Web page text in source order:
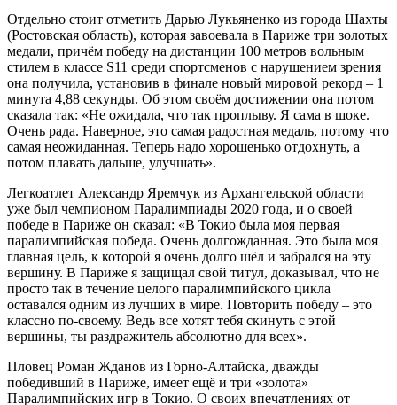
Отдельно стоит отметить Дарью Лукьяненко из города Шахты
(Ростовская область), которая завоевала в Париже три золотых
медали, причём победу на дистанции 100 метров вольным
стилем в классе S11 среди спортсменов с нарушением зрения
она получила, установив в финале новый мировой рекорд – 1
минута 4,88 секунды. Об этом своём достижении она потом
сказала так: «Не ожидала, что так проплыву. Я сама в шоке.
Очень рада. Наверное, это самая радостная медаль, потому что
самая неожиданная. Теперь надо хорошенько отдохнуть, а
потом плавать дальше, улучшать».
Легкоатлет Александр Яремчук из Архангельской области
уже был чемпионом Паралимпиады 2020 года, и о своей
победе в Париже он сказал: «В Токио была моя первая
паралимпийская победа. Очень долгожданная. Это была моя
главная цель, к которой я очень долго шёл и забрался на эту
вершину. В Париже я защищал свой титул, доказывал, что не
просто так в течение целого паралимпийского цикла
оставался одним из лучших в мире. Повторить победу – это
классно по-своему. Ведь все хотят тебя скинуть с этой
вершины, ты раздражитель абсолютно для всех».
Пловец Роман Жданов из Горно-Алтайска, дважды
победивший в Париже, имеет ещё и три «золота»
Паралимпийских игр в Токио. О своих впечатлениях от